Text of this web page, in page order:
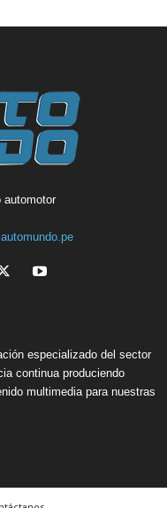
automotor
especializado del sector
continua produciendo
multimedia para nuestras